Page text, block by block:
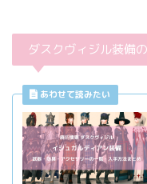
ダスクヴィジル装備